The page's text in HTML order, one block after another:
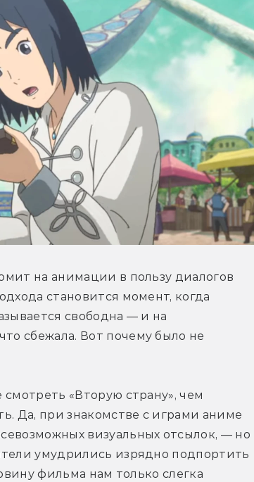
на анимации в пользу диалогов
становится момент, когда
свободна — и на
сбежала. Вот почему было не
«Вторую страну», чем
Да, при знакомстве с играми аниме
визуальных отсылок, — но
умудрились изрядно подпортить
фильма нам только слегка